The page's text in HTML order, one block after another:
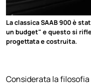
La classica SAAB 900 è
un budget" e questo si
progettata e costruita.
Considerata la